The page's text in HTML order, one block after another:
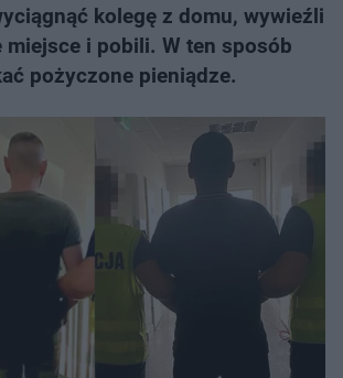
kolegę z domu, wywieźli
miejsce i pobili. W ten sposób
pożyczone pieniądze.